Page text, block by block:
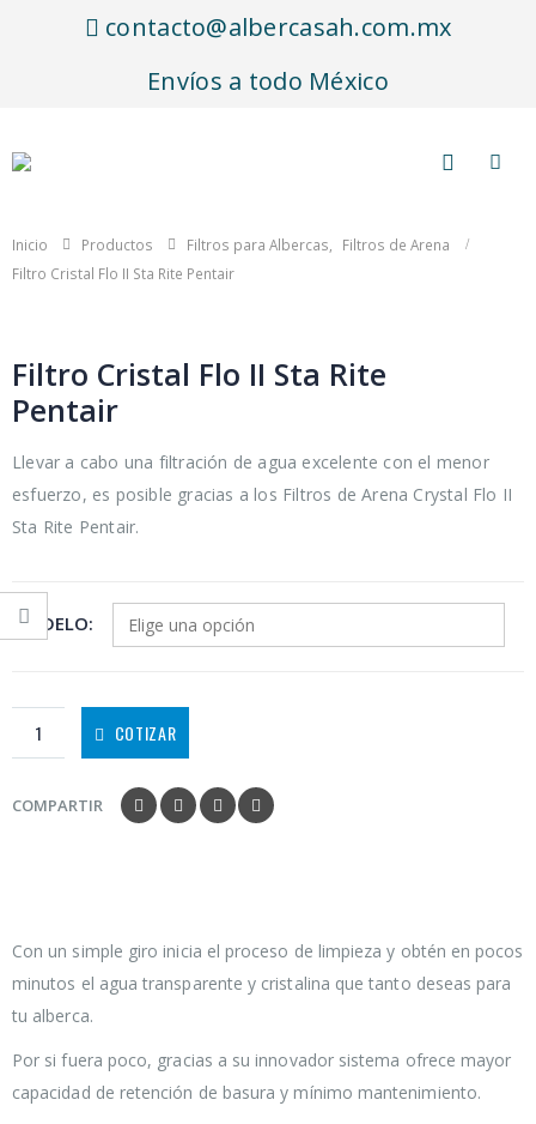
contacto@albercasah.com.mx
Envíos a todo México
Inicio Productos Filtros para Albercas
Filtros de Arena
Filtro Cristal Flo II Sta Rite Pentair
Filtro Cristal Flo II Sta Rite
Pentair
Llevar a cabo una filtración de agua excelente con el menor
esfuerzo, es posible gracias a los Filtros de Arena Crystal Flo II
Sta Rite Pentair.
MODELO
COTIZAR
COMPARTIR
Con un simple giro inicia el proceso de limpieza y obtén en pocos
minutos el agua transparente y cristalina que tanto deseas para
tu alberca.
Por si fuera poco, gracias a su innovador sistema ofrece mayor
capacidad de retención de basura y mínimo mantenimiento.